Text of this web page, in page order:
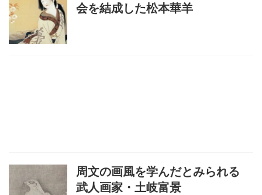
会を結成した松本華羊
周文の画風を学んだとみられる
武人画家・土岐富景